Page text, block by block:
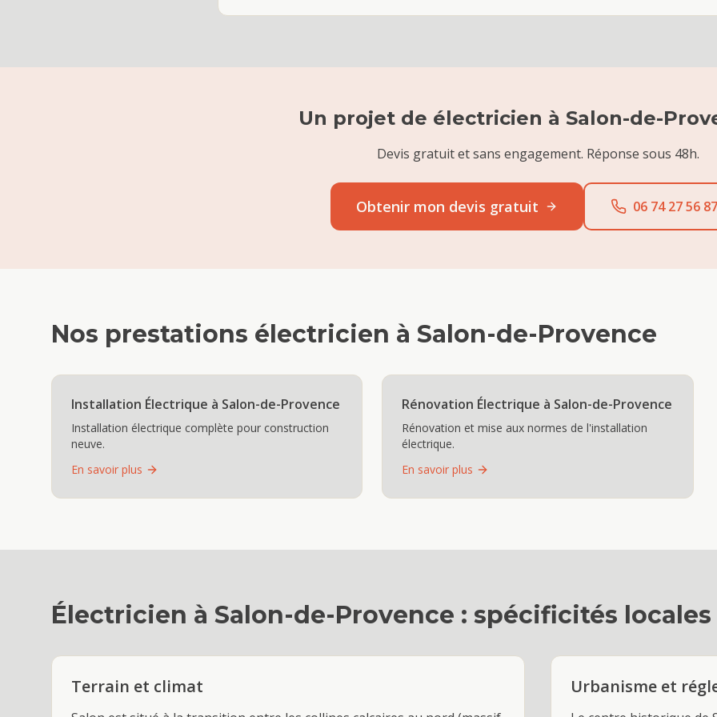
Un projet de électricien à Salon-de-
Devis gratuit et sans engagement. Réponse sous 48h.
Obtenir mon devis gratuit 06 74 27 56 87
Nos prestations électricien à Salon-de-Provence
Installation Électrique à Salon-de-Provence
Installation électrique complète pour construction
neuve.
En savoir plus
Rénovation Électrique à Salon-de-Provence
Rénovation et mise aux normes de l'installation
électrique.
En savoir plus
Électricien à Salon-de-Provence : spécificités locales
Terrain et climat Urbanisme et